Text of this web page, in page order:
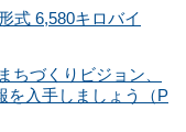
式 6,580キロバイ
づくりビジョン、
を入手しましょう（P